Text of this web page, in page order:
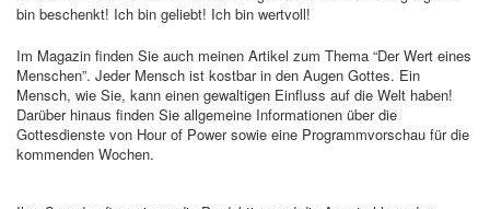
bin beschenkt! Ich bin geliebt! Ich bin wertvoll!
Im Magazin finden Sie auch meinen Artikel zum Thema “Der Wert eines
Menschen”. Jeder Mensch ist kostbar in den Augen Gottes. Ein
Mensch, wie Sie, kann einen gewaltigen Einfluss auf die Welt haben!
Darüber hinaus finden Sie allgemeine Informationen über die
Gottesdienste von Hour of Power sowie eine Programmvorschau für die
kommenden Wochen.